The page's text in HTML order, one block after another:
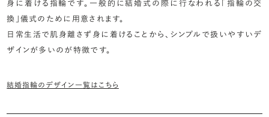
身に着ける指輪です。一般的に結婚式の際に行なわれる「指輪の交
換」儀式のために用意されます。
日常生活で肌身離さず身に着けることから、シンプルで扱いやすいデ
ザインが多いのが特徴です。
結婚指輪のデザイン一覧はこちら